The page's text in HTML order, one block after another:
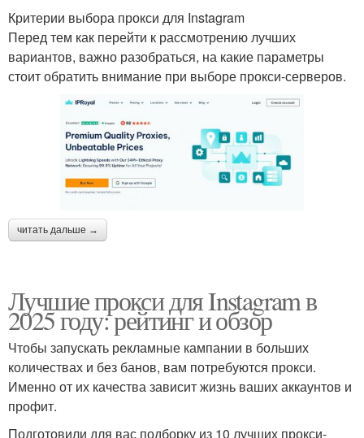
Критерии выбора прокси для Instagram
Перед тем как перейти к рассмотрению лучших
вариантов, важно разобраться, на какие параметры
стоит обратить внимание при выборе прокси-серверов.
читать дальше →
Лучшие прокси для Instagram в
2025 году: рейтинг и обзор
Чтобы запускать рекламные кампании в больших
количествах и без банов, вам потребуются прокси.
Именно от их качества зависит жизнь ваших аккаунтов и
профит.
Подготовили для вас подборку из 10 лучших прокси-